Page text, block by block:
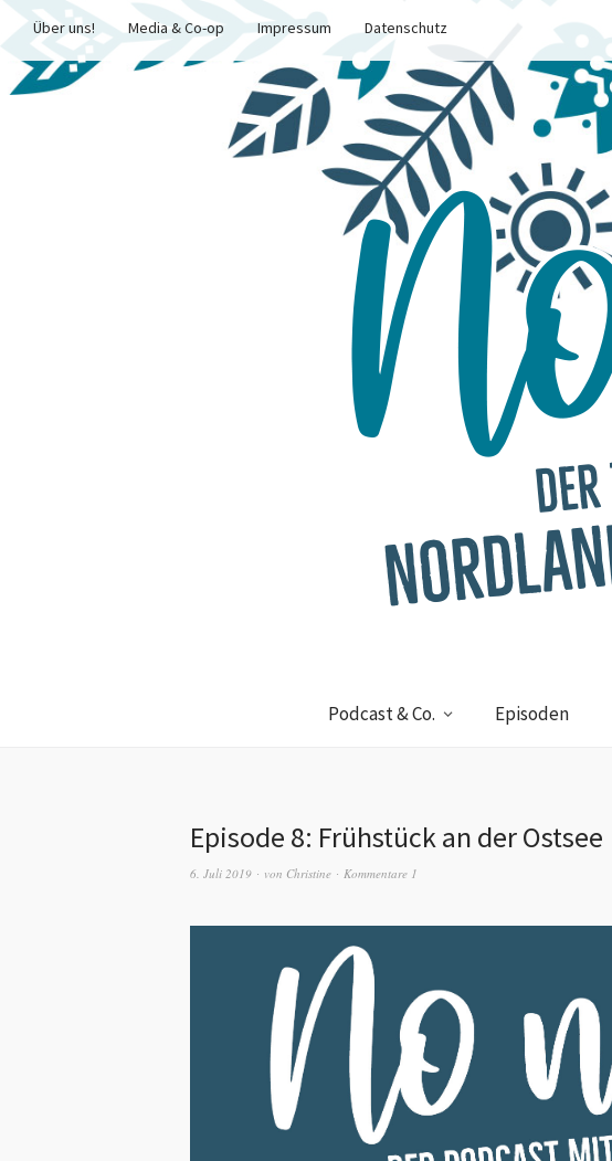
Über uns! Media & Co-op Impressum
Datenschutz
Podcast & Co. Episoden
Episode 8: Frühstück an der Ostsee
6. Juli 2019 von Christine Kommentare 1